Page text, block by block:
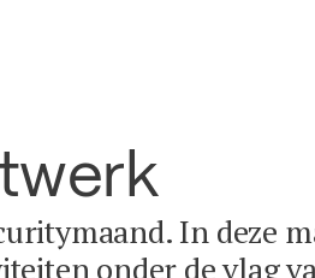
In deze
onder de vlag